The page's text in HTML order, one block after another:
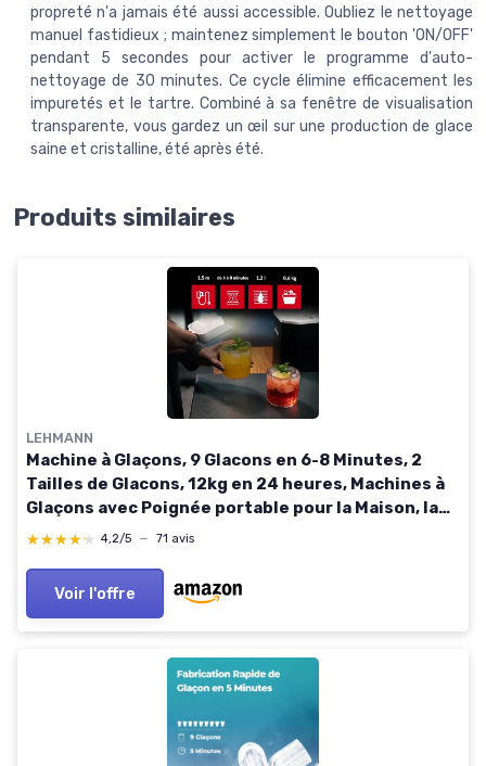
propreté n'a jamais été aussi accessible. Oubliez le nettoyage
manuel fastidieux ; maintenez simplement le bouton 'ON/OFF'
pendant 5 secondes pour activer le programme d'auto-
nettoyage de 30 minutes. Ce cycle élimine efficacement les
impuretés et le tartre. Combiné à sa fenêtre de visualisation
transparente, vous gardez un œil sur une production de glace
saine et cristalline, été après été.
Produits similaires
LEHMANN
Machine à Glaçons, 9 Glacons en 6-8 Minutes, 2
Tailles de Glacons, 12kg en 24 heures, Machines à
Glaçons avec Poignée portable pour la Maison, la
Fête, le Bureau et le Camping
★★★★★
★★★★★ 4,2/5 — 71 avis
Voir l'offre